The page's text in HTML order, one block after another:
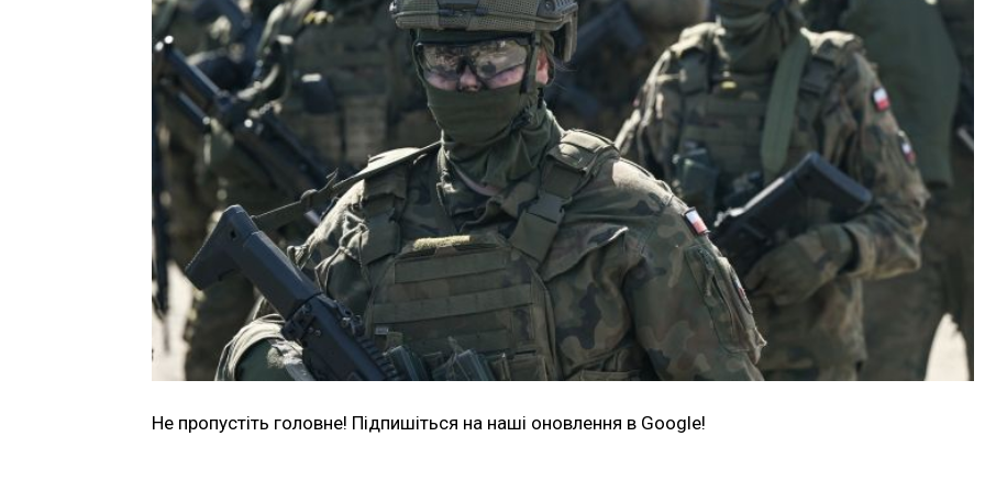
Не пропустіть головне! Підпишіться на наші оновлення в Google!